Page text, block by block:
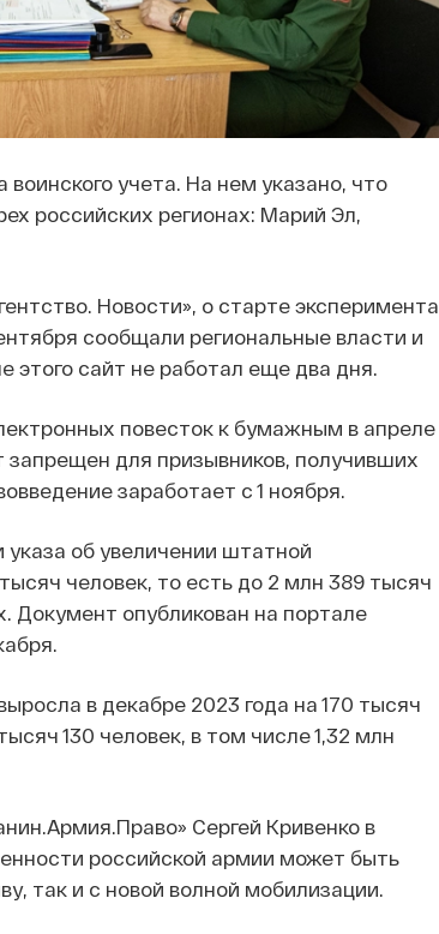
воинского учета. На нем указано, что
российских регионах: Марий Эл,
Новости», о старте эксперимента
сообщали региональные власти и
этого сайт не работал еще два дня.
повесток к бумажным в апреле
для призывников, получивших
заработает с 1 ноября.
об увеличении штатной
человек, то есть до 2 млн 389 тысяч
Документ опубликован на портале
в декабре 2023 года на 170 тысяч
130 человек, в том числе 1,32 млн
Сергей Кривенко в
российской армии может быть
так и с новой волной мобилизации.